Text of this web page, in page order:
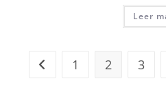
Leer
1 2 3